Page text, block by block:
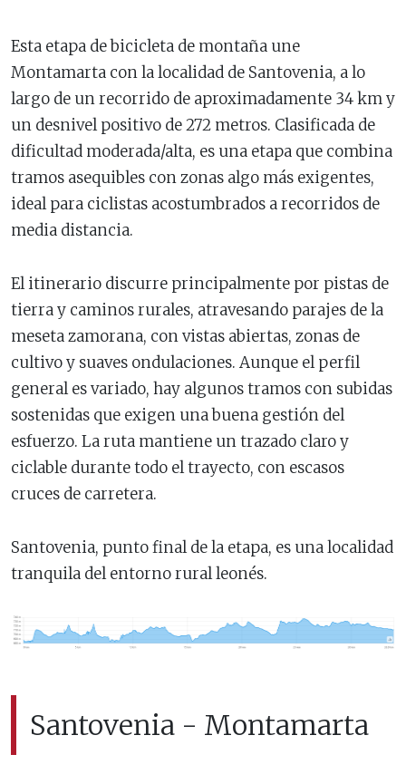
Esta etapa de bicicleta de montaña une
Montamarta con la localidad de Santovenia, a lo
largo de un recorrido de aproximadamente 34 km y
un desnivel positivo de 272 metros. Clasificada de
dificultad moderada/alta, es una etapa que combina
tramos asequibles con zonas algo más exigentes,
ideal para ciclistas acostumbrados a recorridos de
media distancia.
El itinerario discurre principalmente por pistas de
tierra y caminos rurales, atravesando parajes de la
meseta zamorana, con vistas abiertas, zonas de
cultivo y suaves ondulaciones. Aunque el perfil
general es variado, hay algunos tramos con subidas
sostenidas que exigen una buena gestión del
esfuerzo. La ruta mantiene un trazado claro y
ciclable durante todo el trayecto, con escasos
cruces de carretera.
Santovenia, punto final de la etapa, es una localidad
tranquila del entorno rural leonés.
Santovenia - Montamarta